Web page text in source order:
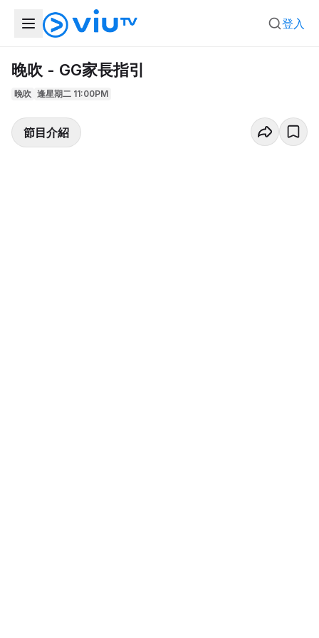
登入
晚吹 - GG家長指引
晚吹 逢星期二 11:00PM
節目介紹